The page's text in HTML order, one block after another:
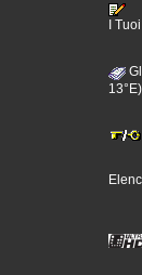
I
13°E)